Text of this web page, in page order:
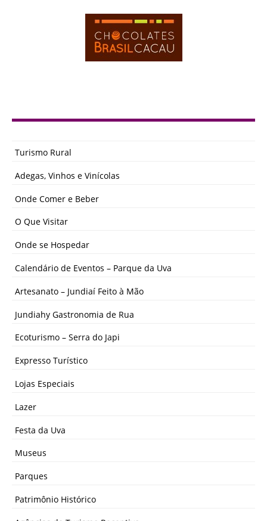
Turismo Rural
Adegas, Vinhos e Vinícolas
Onde Comer e Beber
O Que Visitar
Onde se Hospedar
Calendário de Eventos – Parque da Uva
Artesanato – Jundiaí Feito à Mão
Jundiahy Gastronomia de Rua
Ecoturismo – Serra do Japi
Expresso Turístico
Lojas Especiais
Lazer
Festa da Uva
Museus
Parques
Patrimônio Histórico